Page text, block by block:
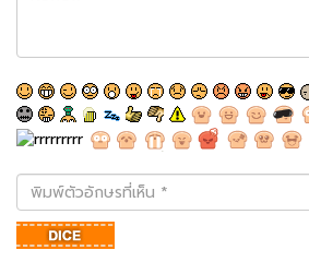
พิมพ์
ตัว
อักษร
ที่